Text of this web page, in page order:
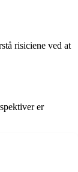
risiciene ved at
er